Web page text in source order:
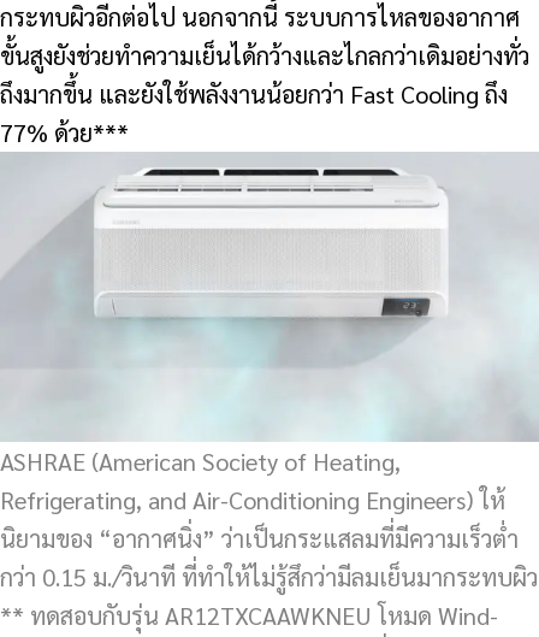
กระทบผิวอีกต่อไป นอกจากนี้ ระบบการไหลของอากาศ
ขั้นสูงยังช่วยทำความเย็นได้กว้างและไกลกว่าเดิมอย่างทั่ว
ถึงมากขึ้น และยังใช้พลังงานน้อยกว่า Fast Cooling ถึง
77% ด้วย***
ASHRAE (American Society of Heating,
Refrigerating, and Air-Conditioning Engineers) ให้
นิยามของ “อากาศนิ่ง” ว่าเป็นกระแสลมที่มีความเร็วต่ำ
กว่า 0.15 ม./วินาที ที่ทำให้ไม่รู้สึกว่ามีลมเย็นมากระทบผิว
** ทดสอบกับรุ่น AR12TXCAAWKNEU โหมด Wind-